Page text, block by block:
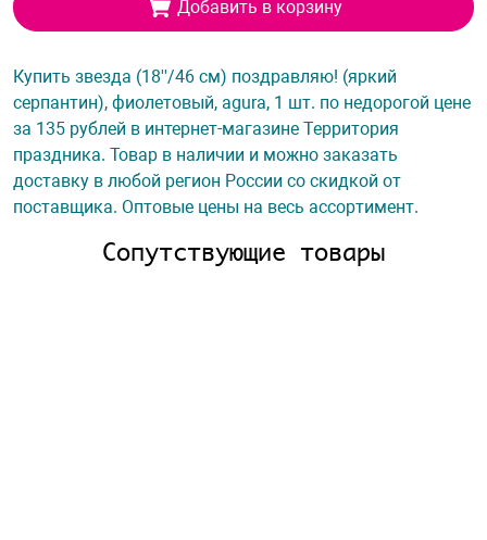
Добавить в корзину
Купить звезда (18''/46 см) поздравляю! (яркий
серпантин), фиолетовый, agura, 1 шт. по недорогой цене
за 135 рублей в интернет-магазине Территория
праздника. Товар в наличии и можно заказать
доставку в любой регион России со скидкой от
поставщика. Оптовые цены на весь ассортимент.
Сопутствующие товары